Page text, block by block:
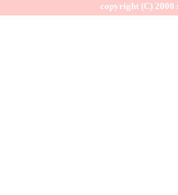
copyright (C) 2000